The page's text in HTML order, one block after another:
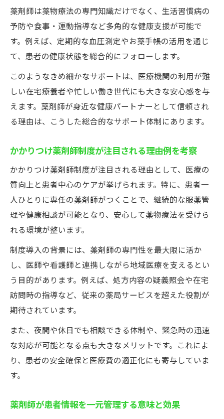
薬剤師は薬物療法の専門知識だけでなく、生活習慣病の
予防や食事・運動指導など多角的な健康支援が可能で
す。例えば、定期的な血圧測定やお薬手帳の活用を通じ
て、患者の健康状態を総合的にフォローします。
このようなきめ細かなサポートは、医療機関の利用が難
しい在宅療養者や忙しい働き世代にも大きな安心感を与
えます。薬剤師が身近な健康パートナーとして信頼され
る理由は、こうした総合的なサポート体制にあります。
かかりつけ薬剤師制度が注目される理由例を考察
かかりつけ薬剤師制度が注目される理由として、医療の
質向上と患者中心のケアが挙げられます。特に、患者一
人ひとりに専任の薬剤師がつくことで、継続的な服薬管
理や健康相談が可能となり、安心して薬物療法を受けら
れる環境が整います。
制度導入の背景には、薬剤師の専門性を最大限に活か
し、医師や看護師と連携しながら地域医療を支えるとい
う目的があります。例えば、処方内容の疑義照会や在宅
訪問時の指導など、従来の薬局サービスを超えた役割が
期待されています。
また、夜間や休日でも相談できる体制や、緊急時の迅速
な対応が可能となる点も大きなメリットです。これによ
り、患者の安全確保と医療費の適正化にも寄与していま
す。
薬剤師が患者情報を一元管理する意味と効果